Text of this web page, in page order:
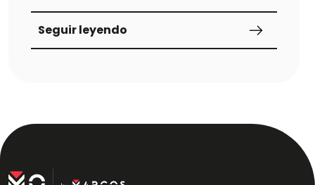
Seguir leyendo